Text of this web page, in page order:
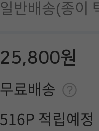
일반배송(종이
25,800원
무료배송
516P 적립예정